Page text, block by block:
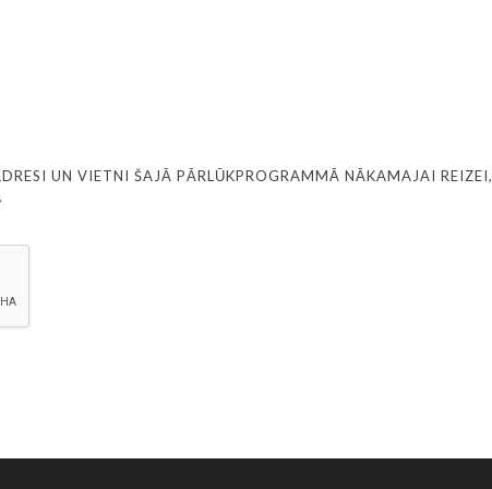
UN VIETNI ŠAJĀ PĀRLŪKPROGRAMMĀ NĀKAMAJAI REIZEI,